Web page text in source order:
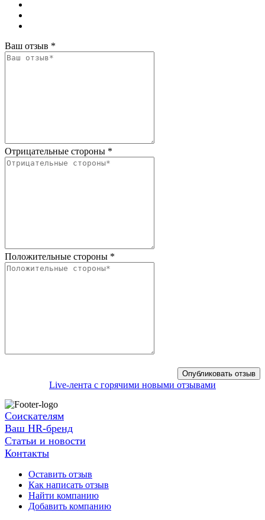
Ваш отзыв *
Отрицательные стороны *
Положительные стороны *
Live-лента с горячими новыми отзывами
Соискателям
Ваш HR-бренд
Статьи и новости
Контакты
Оставить отзыв
Как написать отзыв
Найти компанию
Добавить компанию